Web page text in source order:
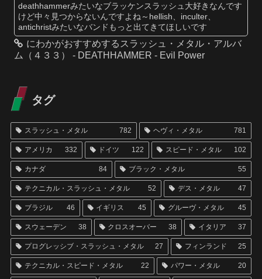
deathhammerみたいなブラッケンスラッシュ大好きなんです
けど中々見つからないんですよね～hellish、inculter、
antichristみたいなバンドもっと出てきてほしいです
にわかがおすすめするスラッシュ・メタル・アルバ
ム（４３３） - DEATHHAMMER - Evil Power
タグ
スラッシュ・メタル 782 ヘヴィ・メタル 781
アメリカ 332 ドイツ 122 スピード・メタル 102
カナダ 84 ブラック・メタル 55
テクニカル・スラッシュ・メタル 52 デス・メタル 47
ブラジル 46 イギリス 45 グルーヴ・メタル 45
スウェーデン 38 クロスオーバー 38 イタリア 37
プログレッシブ・スラッシュ・メタル 27 フィンランド 25
テクニカル・スピード・メタル 22 パワー・メタル 20